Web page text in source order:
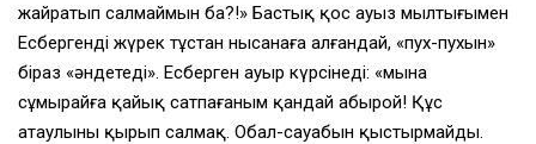
жайратып салмаймын ба?!» Бастық қос ауыз мылтығымен
Есбергенді жүрек тұстан нысанаға алғандай, «пух-пухын»
біраз «әндетеді». Есберген ауыр күрсінеді: «мына
сұмырайға қайық сатпағаным қандай абырой! Құс
атаулыны қырып салмақ. Обал-сауабын қыстырмайды.